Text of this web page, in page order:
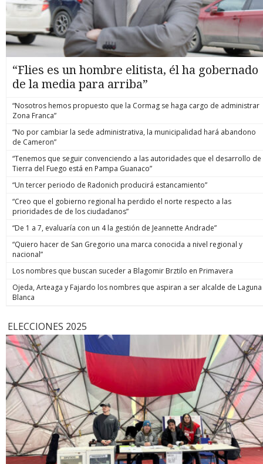
“Flies es un hombre elitista, él ha gobernado
de la media para arriba”
“Nosotros hemos propuesto que la Cormag se haga cargo de administrar
Zona Franca”
“No por cambiar la sede administrativa, la municipalidad hará abandono
de Cameron”
“Tenemos que seguir convenciendo a las autoridades que el desarrollo de
Tierra del Fuego está en Pampa Guanaco”
“Un tercer periodo de Radonich producirá estancamiento”
“Creo que el gobierno regional ha perdido el norte respecto a las
prioridades de de los ciudadanos”
“De 1 a 7, evaluaría con un 4 la gestión de Jeannette Andrade”
“Quiero hacer de San Gregorio una marca conocida a nivel regional y
nacional”
Los nombres que buscan suceder a Blagomir Brztilo en Primavera
Ojeda, Arteaga y Fajardo los nombres que aspiran a ser alcalde de Laguna
Blanca
ELECCIONES 2025